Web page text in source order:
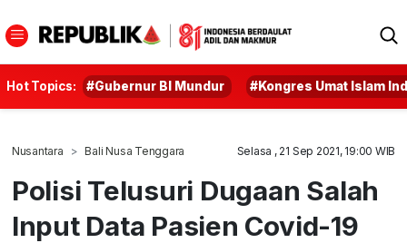
Hot Topics: #Gubernur BI Mundur #Kongres Umat Islam
Nusantara Bali Nusa Tenggara Selasa , 21 Sep 2021, 19:00 WIB
Polisi Telusuri Dugaan Salah
Input Data Pasien Covid-19